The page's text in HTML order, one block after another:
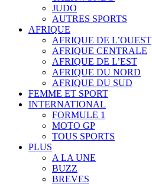
JUDO
AUTRES SPORTS
AFRIQUE
AFRIQUE DE L’OUEST
AFRIQUE CENTRALE
AFRIQUE DE L’EST
AFRIQUE DU NORD
AFRIQUE DU SUD
FEMME ET SPORT
INTERNATIONAL
FORMULE 1
MOTO GP
TOUS SPORTS
PLUS
A LA UNE
BUZZ
BREVES